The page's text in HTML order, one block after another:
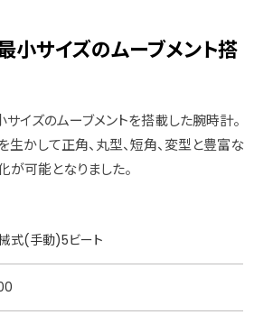
小サイズのムーブメント搭
イズのムーブメントを搭載した腕時計。
生かして正角、丸型、短角、変型と豊富な
が可能となりました。
式(手動)5ビート